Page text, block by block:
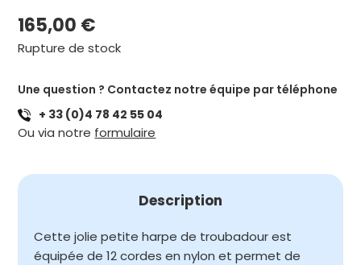
165,00 €
Rupture de stock
Une question ? Contactez notre équipe par téléphone
+ 33 (0)4 78 42 55 04
Ou via notre formulaire
Description
Cette jolie petite harpe de troubadour est
équipée de 12 cordes en nylon et permet de